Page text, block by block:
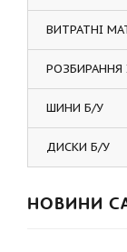
ВИТРАТНІ
РОЗБИРАННЯ
ШИНИ Б/У
ДИСКИ Б/У
НОВИНИ